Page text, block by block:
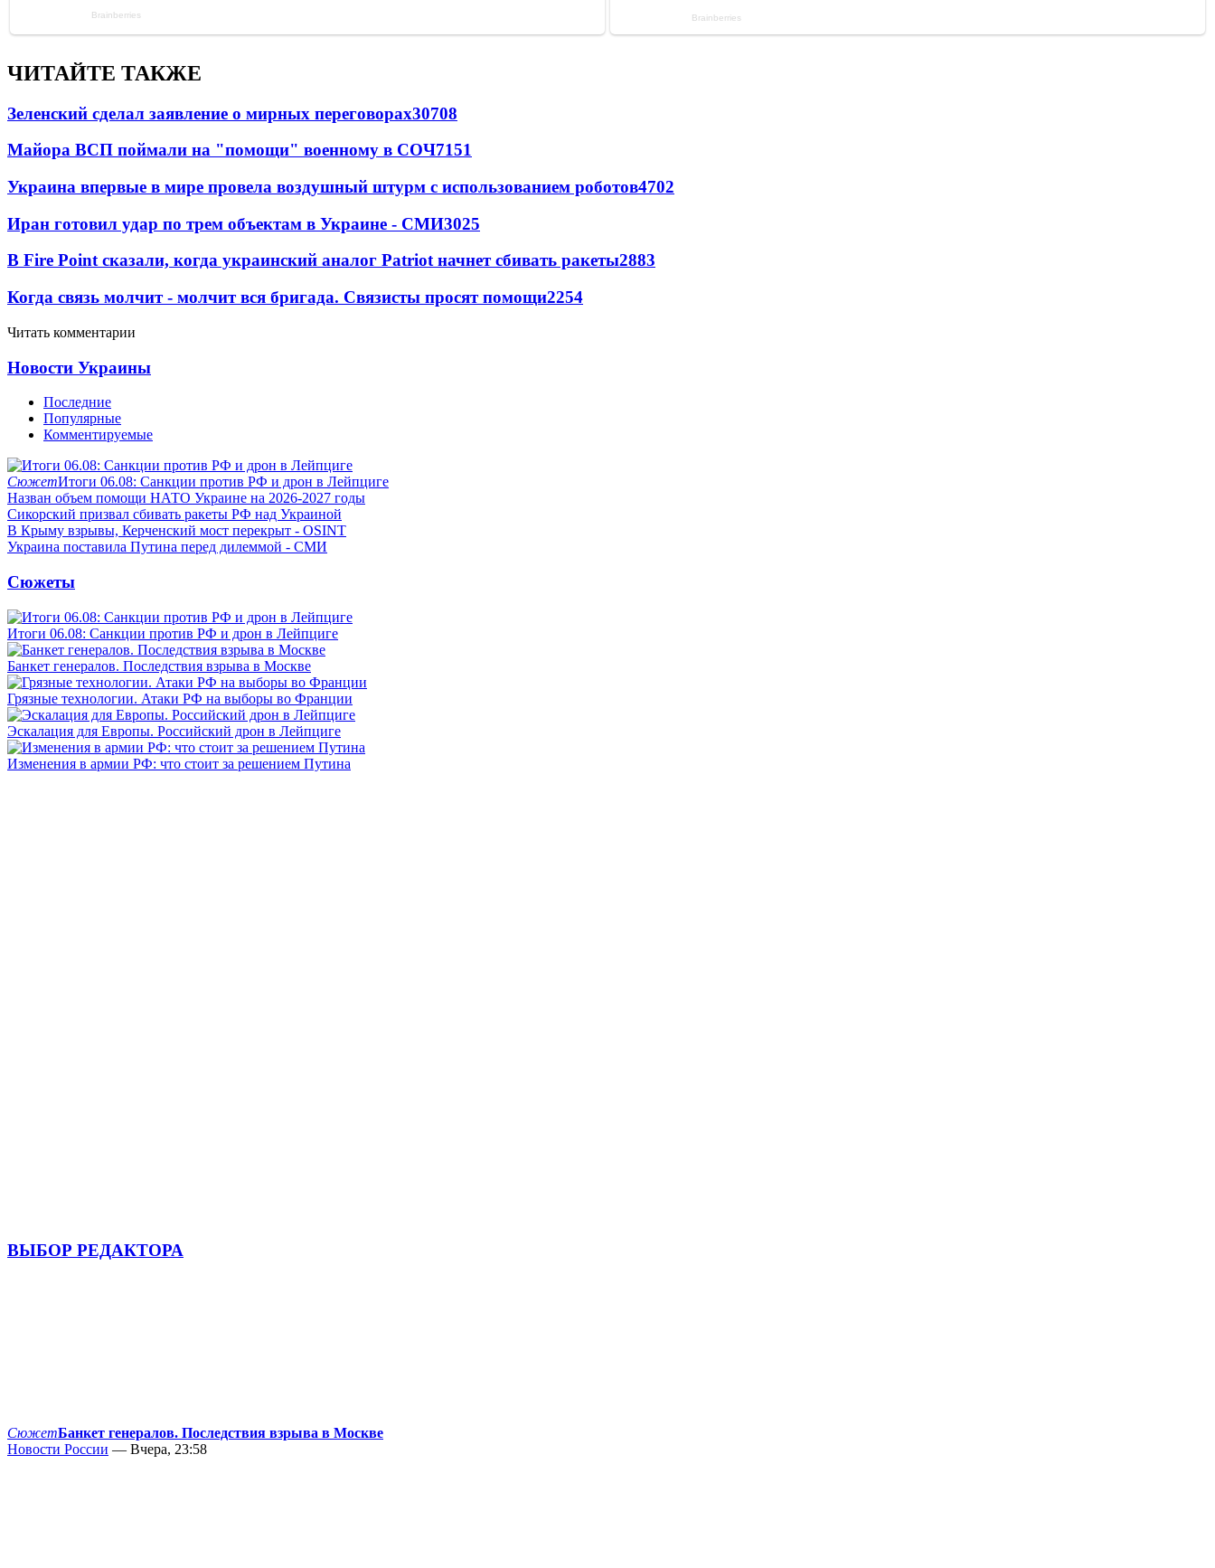
ЧИТАЙТЕ ТАКЖЕ
Зеленский сделал заявление о мирных переговорах30708
Майора ВСП поймали на "помощи" военному в СОЧ7151
Украина впервые в мире провела воздушный штурм с использованием роботов4702
Иран готовил удар по трем объектам в Украине - СМИ3025
В Fire Point сказали, когда украинский аналог Patriot начнет сбивать ракеты2883
Когда связь молчит - молчит вся бригада. Связисты просят помощи2254
Читать комментарии
Новости Украины
Последние
Популярные
Комментируемые
СюжетИтоги 06.08: Санкции против РФ и дрон в Лейпциге
Назван объем помощи НАТО Украине на 2026-2027 годы
Сикорский призвал сбивать ракеты РФ над Украиной
В Крыму взрывы, Керченский мост перекрыт - OSINT
Украина поставила Путина перед дилеммой - СМИ
Сюжеты
Итоги 06.08: Санкции против РФ и дрон в Лейпциге
Банкет генералов. Последствия взрыва в Москве
Грязные технологии. Атаки РФ на выборы во Франции
Эскалация для Европы. Российский дрон в Лейпциге
Изменения в армии РФ: что стоит за решением Путина
ВЫБОР РЕДАКТОРА
СюжетБанкет генералов. Последствия взрыва в Москве
Новости России — Вчера, 23:58